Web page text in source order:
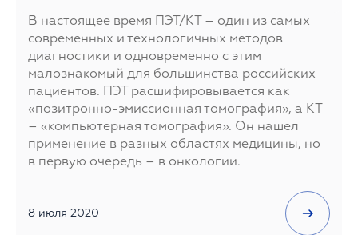
В настоящее время ПЭТ/КТ – один из самых
современных и технологичных методов
диагностики и одновременно с этим
малознакомый для большинства российских
пациентов. ПЭТ расшифировывается как
«позитронно-эмиссионная томография», а КТ
– «компьютерная томография». Он нашел
применение в разных областях медицины, но
в первую очередь – в онкологии.
8 июля 2020